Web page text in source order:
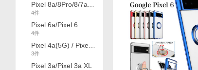
Pixel 8a/8Pro/8/7a/7
Pro/7
4件
Pixel 6a/Pixel 6
4件
Pixel 4a(5G) / Pixel
4a
3件
Pixel 3a/Pixel 3a XL